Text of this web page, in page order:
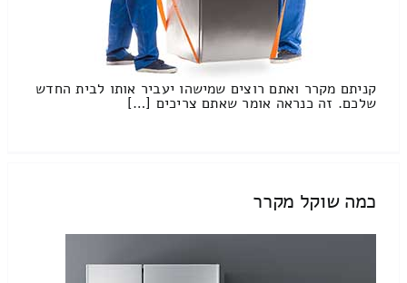
קניתם מקרר ואתם רוצים שמישהו יעביר אותו לבית החדש
שלכם. זה כנראה אומר שאתם צריכים […]
כמה שוקל מקרר